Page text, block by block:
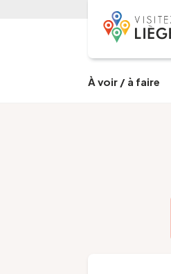
À voir / à faire